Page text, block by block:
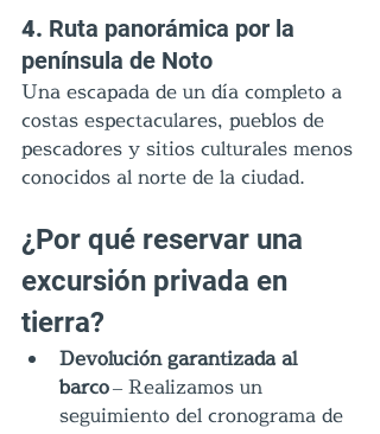
4. Ruta panorámica por la
península de Noto
Una escapada de un día completo a
costas espectaculares, pueblos de
pescadores y sitios culturales menos
conocidos al norte de la ciudad.
¿Por qué reservar una
excursión privada en
tierra?
Devolución garantizada al
barco – Realizamos un
seguimiento del cronograma de